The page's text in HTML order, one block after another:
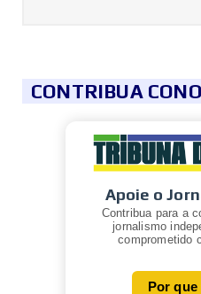
CONTRIBUA
Apoie o
Contribua para a
jornalismo
comprometido
Por